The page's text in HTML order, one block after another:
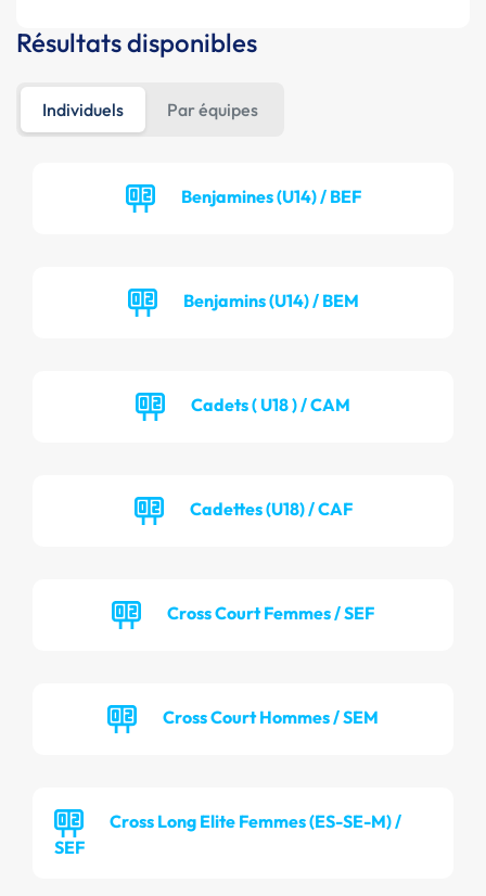
Résultats disponibles
Individuels Par équipes
Benjamines (U14) / BEF
Benjamins (U14) / BEM
Cadets ( U18 ) / CAM
Cadettes (U18) / CAF
Cross Court Femmes / SEF
Cross Court Hommes / SEM
Cross Long Elite Femmes (ES-SE-M) /
SEF